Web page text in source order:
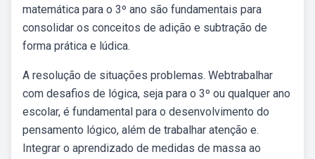
matemática para o 3º ano são fundamentais para
consolidar os conceitos de adição e subtração de
forma prática e lúdica.
A resolução de situações problemas. Webtrabalhar
com desafios de lógica, seja para o 3º ou qualquer ano
escolar, é fundamental para o desenvolvimento do
pensamento lógico, além de trabalhar atenção e.
Integrar o aprendizado de medidas de massa ao